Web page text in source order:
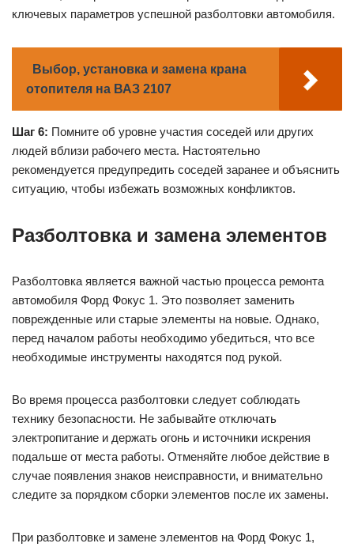
ключевых параметров успешной разболтовки автомобиля.
Выбор, установка и замена крана
отопителя на ВАЗ 2107
Шаг 6: Помните об уровне участия соседей или других
людей вблизи рабочего места. Настоятельно
рекомендуется предупредить соседей заранее и объяснить
ситуацию, чтобы избежать возможных конфликтов.
Разболтовка и замена элементов
Разболтовка является важной частью процесса ремонта
автомобиля Форд Фокус 1. Это позволяет заменить
поврежденные или старые элементы на новые. Однако,
перед началом работы необходимо убедиться, что все
необходимые инструменты находятся под рукой.
Во время процесса разболтовки следует соблюдать
технику безопасности. Не забывайте отключать
электропитание и держать огонь и источники искрения
подальше от места работы. Отменяйте любое действие в
случае появления знаков неисправности, и внимательно
следите за порядком сборки элементов после их замены.
При разболтовке и замене элементов на Форд Фокус 1,